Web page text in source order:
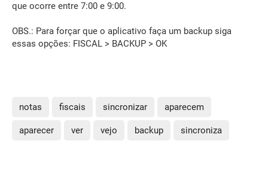
que ocorre entre 7:00 e 9:00.
OBS.: Para forçar que o aplicativo faça um backup siga
essas opções: FISCAL > BACKUP > OK
notas fiscais sincronizar aparecem
aparecer ver vejo backup sincroniza